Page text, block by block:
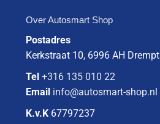
Over Autosmart Shop
Postadres
Kerkstraat 10, 6996 AH Drempt
Tel +316 135 010 22
Email info@autosmart-shop.nl
K.v.K 67797237